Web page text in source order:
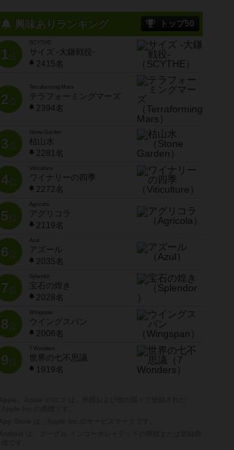
興味ありランキング トップ50
1位
SCYTHE
サイズ -大鎌戦役-
2415名
2位
Terraforming Mars
テラフォーミングマーズ
2394名
3位
Stone Garden
枯山水
2281名
4位
Viticulture
ワイナリーの四季
2272名
5位
Agricola
アグリコラ
2119名
6位
Azul
アズール
2035名
7位
宝石の煌き
2028名
8位
Wingspan
ウイングスパン
2006名
9位
7 Wonders
世界の七不思議
1919名